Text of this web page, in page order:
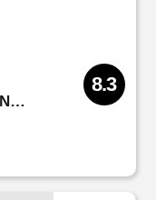
DE WERELD IS KLEIN VARSENARE
8.3